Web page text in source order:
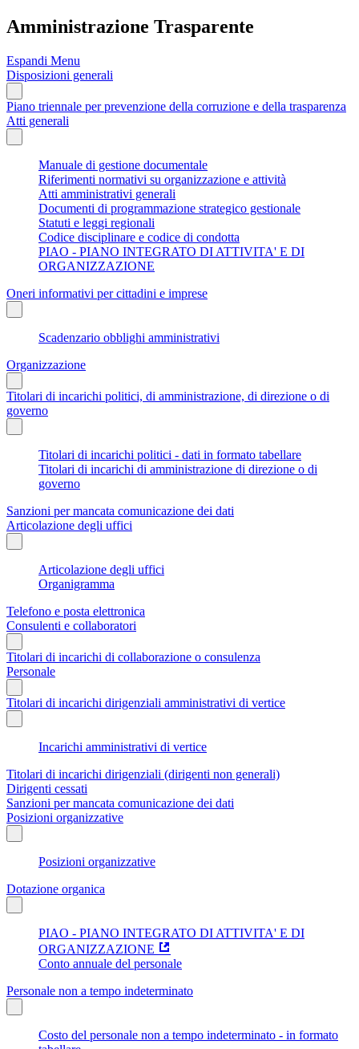
Amministrazione Trasparente
Espandi Menu
Disposizioni generali
Piano triennale per prevenzione della corruzione e della trasparenza
Atti generali
Manuale di gestione documentale
Riferimenti normativi su organizzazione e attività
Atti amministrativi generali
Documenti di programmazione strategico gestionale
Statuti e leggi regionali
Codice disciplinare e codice di condotta
PIAO - PIANO INTEGRATO DI ATTIVITA' E DI
ORGANIZZAZIONE
Oneri informativi per cittadini e imprese
Scadenzario obblighi amministrativi
Organizzazione
Titolari di incarichi politici, di amministrazione, di direzione o di
governo
Titolari di incarichi politici - dati in formato tabellare
Titolari di incarichi di amministrazione di direzione o di
governo
Sanzioni per mancata comunicazione dei dati
Articolazione degli uffici
Articolazione degli uffici
Organigramma
Telefono e posta elettronica
Consulenti e collaboratori
Titolari di incarichi di collaborazione o consulenza
Personale
Titolari di incarichi dirigenziali amministrativi di vertice
Incarichi amministrativi di vertice
Titolari di incarichi dirigenziali (dirigenti non generali)
Dirigenti cessati
Sanzioni per mancata comunicazione dei dati
Posizioni organizzative
Posizioni organizzative
Dotazione organica
PIAO - PIANO INTEGRATO DI ATTIVITA' E DI
ORGANIZZAZIONE
Conto annuale del personale
Personale non a tempo indeterminato
Costo del personale non a tempo indeterminato - in formato